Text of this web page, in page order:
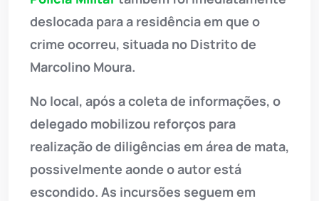
deslocada para a residência em que o
crime ocorreu, situada no Distrito de
Marcolino Moura.
No local, após a coleta de informações, o
delegado mobilizou reforços para
realização de diligências em área de mata,
possivelmente aonde o autor está
escondido. As incursões seguem em